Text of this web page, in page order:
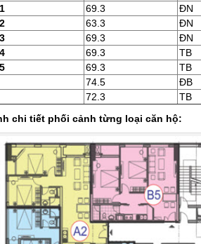
69.3 ĐN
63.3 ĐN
69.3 ĐN
69.3 TB
69.3 TB
74.5 ĐB
72.3 TB
chi tiết phối cảnh từng loại căn hộ: